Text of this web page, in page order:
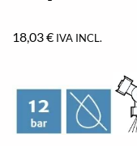
18,03€ IVA INCL.